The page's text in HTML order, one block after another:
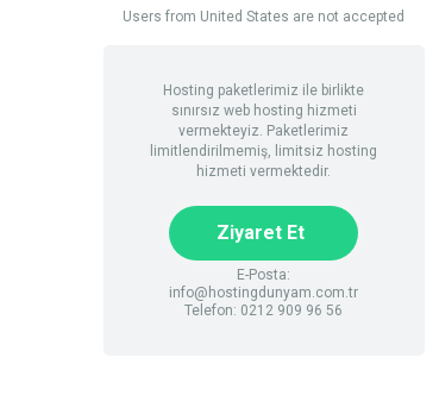
Users from United States are not accepted
Hosting paketlerimiz ile birlikte
sınırsız web hosting hizmeti
vermekteyiz. Paketlerimiz
limitlendirilmemiş, limitsiz hosting
hizmeti vermektedir.
Ziyaret Et
E-Posta:
info@hostingdunyam.com.tr
Telefon: 0212 909 96 56